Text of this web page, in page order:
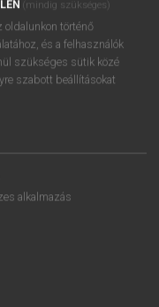
(mindig szükséges)
oldalunkon történő
és a felhasználók
szükséges sütik közé
szabott beállításokat
alkalmazás